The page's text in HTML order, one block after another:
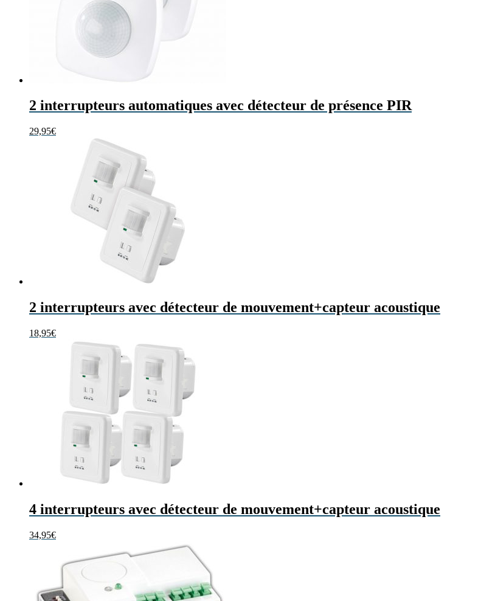
2 interrupteurs automatiques avec détecteur de présence PIR
29,95€
2 interrupteurs avec détecteur de mouvement+capteur acoustique
18,95€
4 interrupteurs avec détecteur de mouvement+capteur acoustique
34,95€